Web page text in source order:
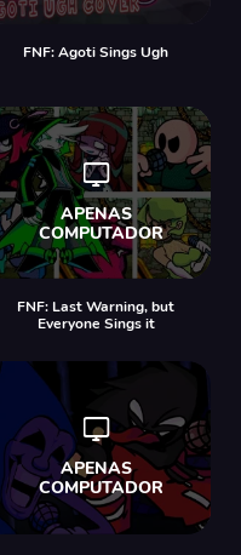
FNF: Agoti Sings Ugh
FNF: Last Warning, but
Everyone Sings it